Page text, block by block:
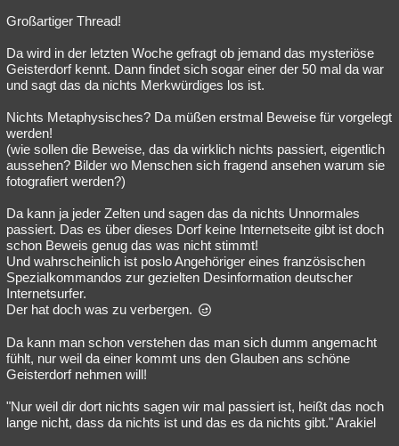
Großartiger Thread!
Da wird in der letzten Woche gefragt ob jemand das mysteriöse
Geisterdorf kennt. Dann findet sich sogar einer der 50 mal da war
und sagt das da nichts Merkwürdiges los ist.
Nichts Metaphysisches? Da müßen erstmal Beweise für vorgelegt
werden!
(wie sollen die Beweise, das da wirklich nichts passiert, eigentlich
aussehen? Bilder wo Menschen sich fragend ansehen warum sie
fotografiert werden?)
Da kann ja jeder Zelten und sagen das da nichts Unnormales
passiert. Das es über dieses Dorf keine Internetseite gibt ist doch
schon Beweis genug das was nicht stimmt!
Und wahrscheinlich ist poslo Angehöriger eines französischen
Spezialkommandos zur gezielten Desinformation deutscher
Internetsurfer.
Der hat doch was zu verbergen.
Da kann man schon verstehen das man sich dumm angemacht
fühlt, nur weil da einer kommt uns den Glauben ans schöne
Geisterdorf nehmen will!
"Nur weil dir dort nichts sagen wir mal passiert ist, heißt das noch
lange nicht, dass da nichts ist und das es da nichts gibt." Arakiel